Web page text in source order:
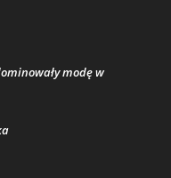
modę w